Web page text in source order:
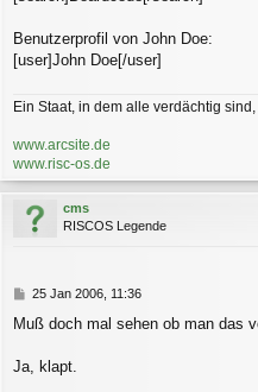
Benutzerprofil von John Doe:
[user]John Doe[/user]
Ein Staat, in dem alle verdächtig
www.arcsite.de
www.risc-os.de
cms
RISCOS Legende
B
i
r
25 Jan 2006, 11:36
Muß doch mal sehen ob man das
Ja, klapt.